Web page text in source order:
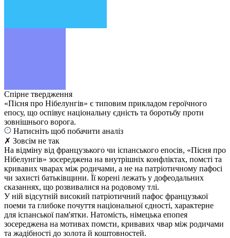
Спірне твердження
«Пісня про Нібелунгів» є типовим прикладом героїчного
епосу, що оспівує національну єдність та боротьбу проти
зовнішнього ворога.
Натисніть щоб побачити аналіз
✗ Зовсім не так
На відміну від французького чи іспанського епосів, «Пісня про
Нібелунгів» зосереджена на внутрішніх конфліктах, помсті та
кривавих чварах між родичами, а не на патріотичному пафосі
чи захисті батьківщини. Її корені лежать у дофеодальних
сказаннях, що розвивалися на родовому тлі.
У ній відсутній високий патріотичний пафос французької
поеми та глибоке почуття національної єдності, характерне
для іспанської пам'ятки. Натомість, німецька епопея
зосереджена на мотивах помсти, кривавих чвар між родичами
та жадібності до золота й коштовностей.